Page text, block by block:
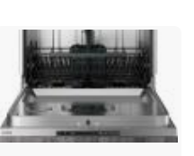
энергопотребления: A,
потребление воды: 9.4 л,
энергопотребление за цикл: 0.64
кВт*ч , управление: электронное
тип сушки: конденсационная,
уровень шума: 42 дБ ,мощность:
1900 Вт